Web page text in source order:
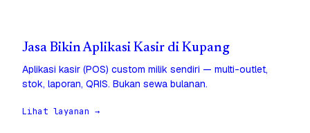
Jasa Bikin Aplikasi Kasir di Kupang
Aplikasi kasir (POS) custom milik sendiri — multi-outlet,
stok, laporan, QRIS. Bukan sewa bulanan.
Lihat layanan →